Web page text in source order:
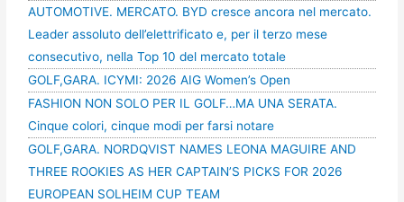
AUTOMOTIVE. MERCATO. BYD cresce ancora nel mercato.
Leader assoluto dell’elettrificato e, per il terzo mese
consecutivo, nella Top 10 del mercato totale
GOLF,GARA. ICYMI: 2026 AIG Women’s Open
FASHION NON SOLO PER IL GOLF…MA UNA SERATA.
Cinque colori, cinque modi per farsi notare
GOLF,GARA. NORDQVIST NAMES LEONA MAGUIRE AND
THREE ROOKIES AS HER CAPTAIN’S PICKS FOR 2026
EUROPEAN SOLHEIM CUP TEAM